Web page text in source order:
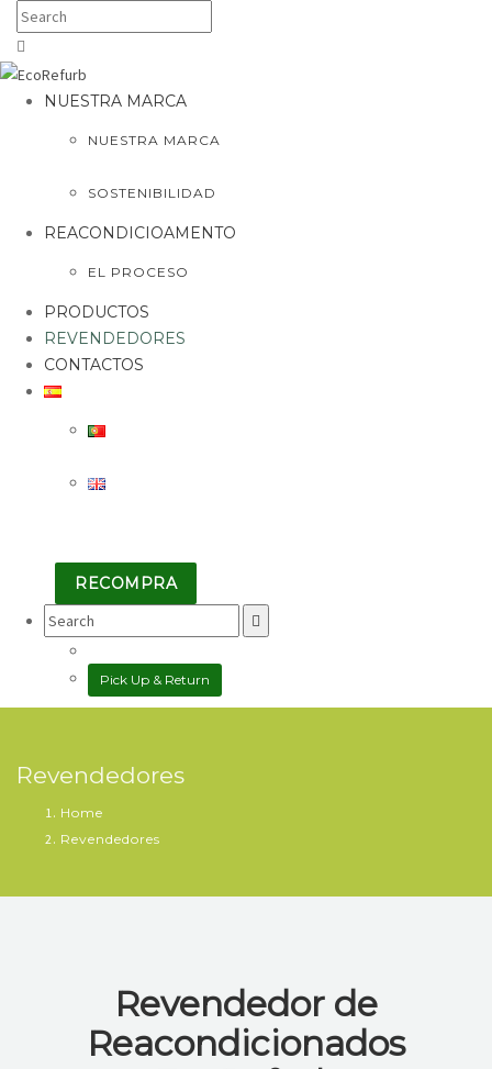
NUESTRA MARCA
NUESTRA MARCA
SOSTENIBILIDAD
REACONDICIOAMENTO
EL PROCESO
PRODUCTOS
REVENDEDORES
CONTACTOS
RECOMPRA
Search
for:
Pick Up & Return
Revendedores
Home
Revendedores
Revendedor de
Reacondicionados